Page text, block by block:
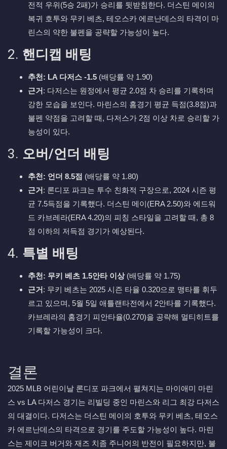
전적 우위(5승 2패)가 승리를 뒷받침한다. 더스틴 메이의
복귀 호투와 무키 베츠, 테오스카 에르난데스의 타격이 마
린스의 약한 불펜을 공략할 가능성이 높다.
2. 핸디캡 배팅
추천: LA 다저스 -1.5 (배당률 약 1.90)
근거: 다저스는 원정에서 평균 2.0점 차 승리를 기록하며
강한 모습을 보인다. 마린스의 홈경기 평균 득점(3.8점)과
불펜 약점을 고려할 때, 다저스가 2점 이상 차로 승리할 가
능성이 있다.
3. 오버/언더 배팅
추천: 언더 8.5점 (배당률 약 1.80)
근거: 론디포 파크는 투수 친화적 구장으로, 2024 시즌 평
균 7.5득점을 기록했다. 더스틴 메이(ERA 2.50)와 에드워
드 카브레라(ERA 4.20)의 피칭 스타일을 고려할 때, 총 8
점 이하의 저득점 경기가 예상된다.
4. 특별 배팅
추천: 무키 베츠 1.5안타 이상(배당률 약 1.75)
근거: 무키 베츠는 2025 시즌 타율 0.320으로 맹타를 휘두
르고 있으며, 5월 5일 애틀랜타전에서 2안타를 기록했다.
카브레라의 홈경기 피안타율(0.270)을 공략해 멀티히트를
기록할 가능성이 크다.
결론
2025 MLB 어린이날 론디포 파크에서 펼쳐지는 마이애미 마린
스 vs LA 다저스 경기는 리빌딩 중인 마린스와 리그 최강 다저스
의 대결이다. 다저스는 더스틴 메이의 호투와 무키 베츠, 테오스
카 에르난데스의 타격으로 경기를 주도할 가능성이 높다. 마린
스는 제이크 버거와 재즈 치좀 주니어의 반전이 필요하지만, 불